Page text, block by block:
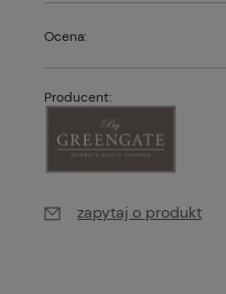
Ocena:
Producent:
zapytaj o produkt